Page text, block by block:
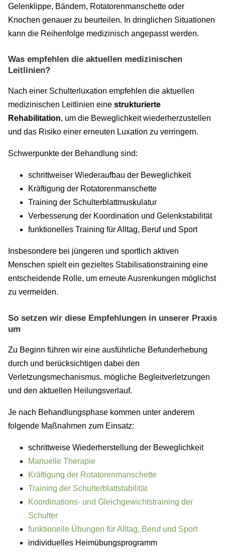
Gelenklippe, Bändern, Rotatorenmanschette oder
Knochen genauer zu beurteilen. In dringlichen Situationen
kann die Reihenfolge medizinisch angepasst werden.
Was empfehlen die aktuellen medizinischen
Leitlinien?
Nach einer Schulterluxation empfehlen die aktuellen
medizinischen Leitlinien eine strukturierte
Rehabilitation, um die Beweglichkeit wiederherzustellen
und das Risiko einer erneuten Luxation zu verringern.
Schwerpunkte der Behandlung sind:
schrittweiser Wiederaufbau der Beweglichkeit
Kräftigung der Rotatorenmanschette
Training der Schulterblattmuskulatur
Verbesserung der Koordination und Gelenkstabilität
funktionelles Training für Alltag, Beruf und Sport
Insbesondere bei jüngeren und sportlich aktiven
Menschen spielt ein gezieltes Stabilisationstraining eine
entscheidende Rolle, um erneute Ausrenkungen möglichst
zu vermeiden.
So setzen wir diese Empfehlungen in unserer Praxis
um
Zu Beginn führen wir eine ausführliche Befunderhebung
durch und berücksichtigen dabei den
Verletzungsmechanismus, mögliche Begleitverletzungen
und den aktuellen Heilungsverlauf.
Je nach Behandlungsphase kommen unter anderem
folgende Maßnahmen zum Einsatz:
schrittweise Wiederherstellung der Beweglichkeit
Manuelle Therapie
Kräftigung der Rotatorenmanschette
Training der Schulterblattstabilität
Koordinations- und Gleichgewichtstraining der
Schulter
funktionelle Übungen für Alltag, Beruf und Sport
individuelles Heimübungsprogramm